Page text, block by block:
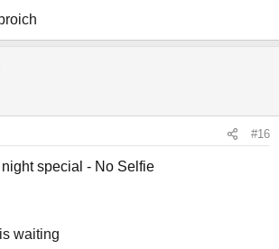
#16
special - No Selfie
waiting